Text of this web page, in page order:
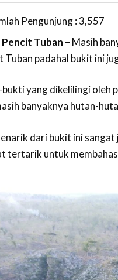
Pengunjung :3,557
Tuban – Masih
Tuban padahal bukit ini
yang dikelilingi oleh
banyaknya hutan-
dari bukit ini
tertarik untuk